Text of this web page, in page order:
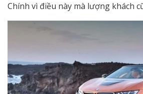
Chính vì điều này mà lượng khách